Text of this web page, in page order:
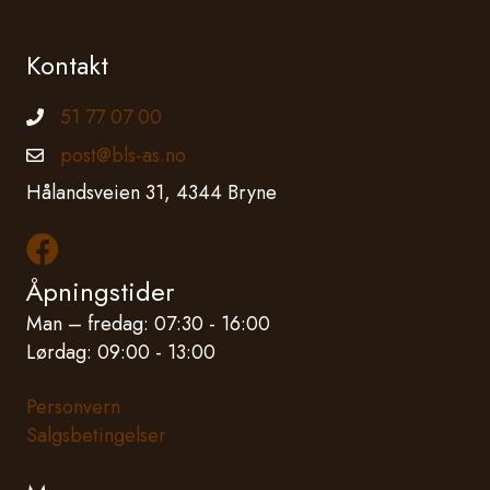
Kontakt
Telefonnummer
51 77 07 00
Epostadresse
post@bls-as.no
Hålandsveien 31, 4344 Bryne
Les mer om oss på Facebook
Åpningstider
Man – fredag: 07:30 - 16:00
Lørdag: 09:00 - 13:00
Personvern
Salgsbetingelser